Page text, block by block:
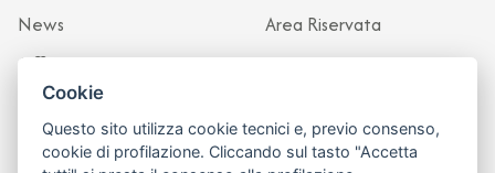
News
Officina
Area Riservata
Cookie
Questo sito utilizza cookie tecnici e, previo consenso,
cookie di profilazione. Cliccando sul tasto "Accetta